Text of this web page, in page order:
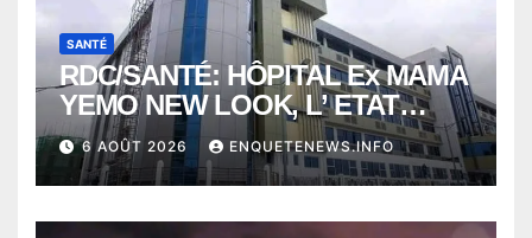
SANTÉ
RDC/SANTÉ: HÔPITAL Ex MAMA
YEMO NEW LOOK, L’ ETAT
PERD LE CONTROLE
6 AOÛT 2026 ENQUETENEWS.INFO